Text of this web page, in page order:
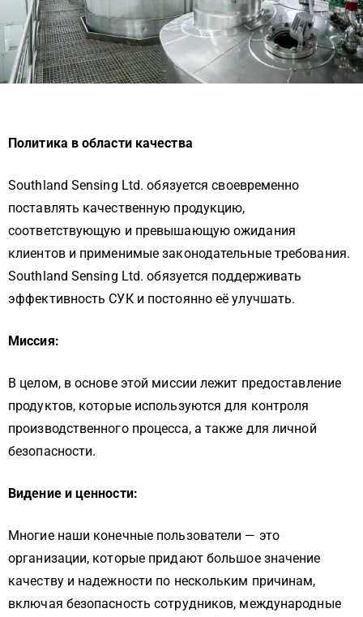
Политика в области качества
Southland Sensing Ltd. обязуется своевременно
поставлять качественную продукцию,
соответствующую и превышающую ожидания
клиентов и применимые законодательные требования.
Southland Sensing Ltd. обязуется поддерживать
эффективность СУК и постоянно её улучшать.
Миссия:
В целом, в основе этой миссии лежит предоставление
продуктов, которые используются для контроля
производственного процесса, а также для личной
безопасности.
Видение и ценности:
Многие наши конечные пользователи — это
организации, которые придают большое значение
качеству и надежности по нескольким причинам,
включая безопасность сотрудников, международные